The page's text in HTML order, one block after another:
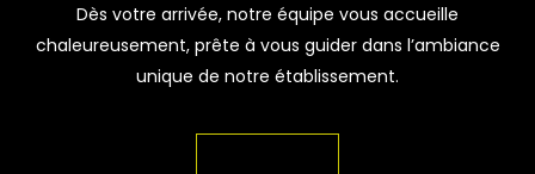
Dès votre arrivée, notre équipe vous accueille
chaleureusement, prête à vous guider dans l’ambiance
unique de notre établissement.